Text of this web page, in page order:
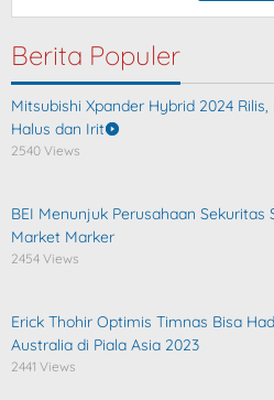
Berita Populer
Mitsubishi Xpander Hybrid 2024 Rilis,
Halus dan Irit
2540 Views
BEI Menunjuk Perusahaan Sekuritas
Market Marker
2454 Views
Erick Thohir Optimis Timnas Bisa
Australia di Piala Asia 2023
2441 Views